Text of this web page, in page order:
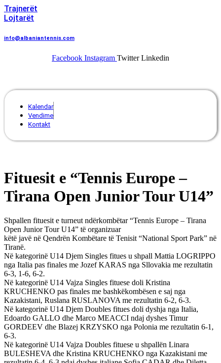
Trajnerët
Lojtarët
info@albaniantennis.com
Facebook Instagram Twitter Linkedin
Kalendar
Vendime
Kontakt
Fituesit e “Tennis Europe –
Tirana Open Junior Tour U14”
Shpallen fituesit e turneut ndërkombëtar “Tennis Europe – Tirana
Open Junior Tour U14” të organizuar
këtë javë në Qendrën Kombëtare të Tenisit “National Sport Park” në
Tiranë.
Në kategorinë U14 Djem Singles fitues u shpall Mattia LOGRIPPO
nga Italia pas finales me Jozef KARAS nga Sllovakia me rezultatin
6-3, 1-6, 6-2.
Në kategorinë U14 Vajza Singles fituese doli Kristina
KRUCHENKO pas finales me bashkëkombësen e saj nga
Kazakistani, Ruslana RUSLANOVA me rezultatin 6-2, 6-3.
Në kategorinë U14 Djem Doubles fitues doli dyshja nga Italia,
Edoardo GALLO dhe Marco MEACCI ndaj dyshes Timur
GORDEEV dhe Blazej KRZYSKO nga Polonia me rezultatin 6-1,
6-3.
Në kategorinë U14 Vajza Doubles fituese u shpallën Linara
BULESHEVA dhe Kristina KRUCHENKO nga Kazakistani me